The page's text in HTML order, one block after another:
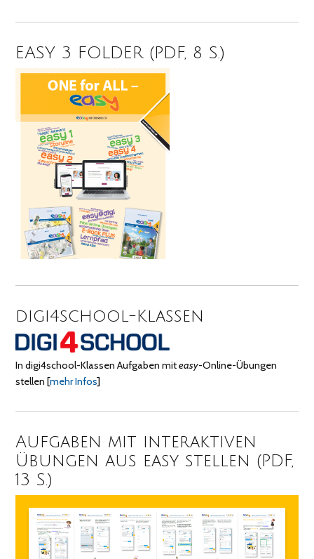
EASY 3 FOLDER (PDF, 8 S.)
digi4school-Klassen
In digi4school-Klassen Aufgaben miteasy-Online-Übungen
stellen[mehr Infos]
Aufgaben mit interaktiven
Übungen aus easy stellen (PDF,
13 S.)